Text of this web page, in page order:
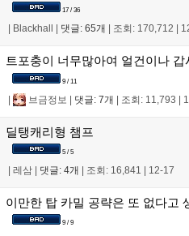
17 / 36
Blackhall 댓글: 65개 조회: 170,712
트포충이 너무많아여 얼건이나 갑
9 / 11
| 브금정보 | 댓글: 7개 | 조회: 11,793 |
딜탱캐리형 챔프
5 / 5
레삼 댓글: 4개 조회: 16,841 12-17
이만한 탑 카밀 공략은 또 없다고
9 / 9